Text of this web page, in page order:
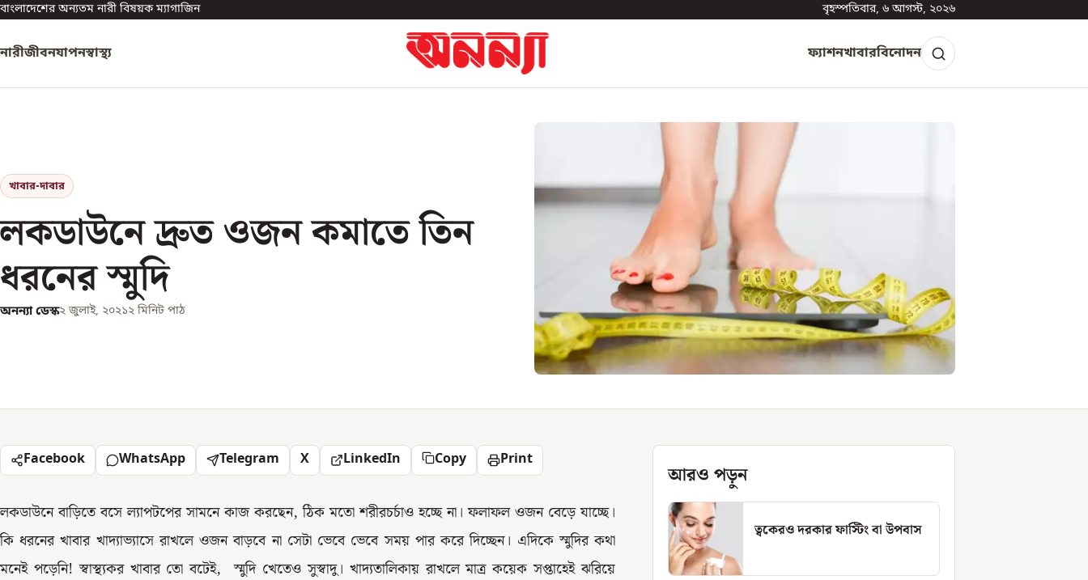
বাংলাদেশের অন্যতম নারী বিষয়ক ম্যাগাজিন বৃহস্পতিবার, ৬ আগস্ট, ২০২৬
নারীজীবনযাপনস্বাস্থ্য ফ্যাশনখাবারবিনোদন
খাবার-দাবার
লকডাউনে দ্রুত ওজন কমাতে তিন
ধরনের স্মুদি
অনন্যা ডেস্ক২ জুলাই, ২০২১২ মিনিট পাঠ
Facebook WhatsApp Telegram X LinkedIn Copy Print
লকডাউনে বাড়িতে বসে ল্যাপটপের সামনে কাজ করছেন, ঠিক মতো শরীরচর্চাও হচ্ছে না। ফলাফল ওজন বেড়ে যাচ্ছে।
কি ধরনের খাবার খাদ্যাভ্যাসে রাখলে ওজন বাড়বে না সেটা ভেবে ভেবে সময় পার করে দিচ্ছেন। এদিকে স্মুদির কথা
মনেই পড়েনি! স্বাস্থ্যকর খাবার তো বটেই, স্মুদি খেতেও সুস্বাদু। খাদ্যতালিকায় রাখলে মাত্র কয়েক সপ্তাহেই ঝরিয়ে
আরও পড়ুন
ত্বকেরও দরকার ফাস্টিং বা উপবাস